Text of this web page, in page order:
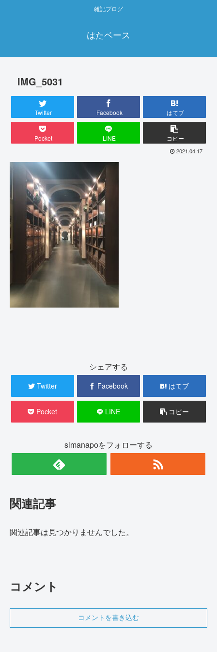
雑記ブログ
はたベース
IMG_5031
Twitter Facebook はてブ
Pocket LINE コピー
2021.04.17
シェアする
Twitter Facebook はてブ
Pocket LINE コピー
simanapoをフォローする
関連記事
関連記事は見つかりませんでした。
コメント
コメントを書き込む